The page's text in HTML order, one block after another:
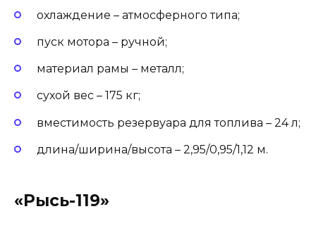
охлаждение – атмосферного типа;
пуск мотора – ручной;
материал рамы – металл;
сухой вес – 175 кг;
вместимость резервуара для топлива – 24 л;
длина/ширина/высота – 2,95/0,95/1,12 м.
«Рысь-119»